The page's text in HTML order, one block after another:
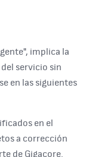
implica la
servicio sin
en las siguientes
en el
a corrección
de Gigacore.